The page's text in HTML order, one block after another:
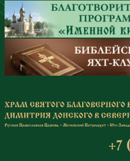
Перейти к основному содержанию
+7